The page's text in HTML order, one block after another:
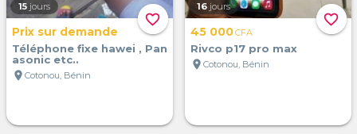
favorite_border
15 jours
Prix sur demande
Téléphone fixe hawei , Pan
asonic etc..
location_on Cotonou, Bénin
favorite_border
16 jours
45 000CFA
Rivco p17 pro max
location_on Cotonou, Bénin